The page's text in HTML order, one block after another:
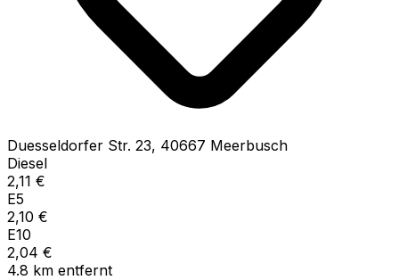
Duesseldorfer Str. 23, 40667 Meerbusch
Diesel
2,11 €
E5
2,10 €
E10
2,04 €
4.8 km entfernt